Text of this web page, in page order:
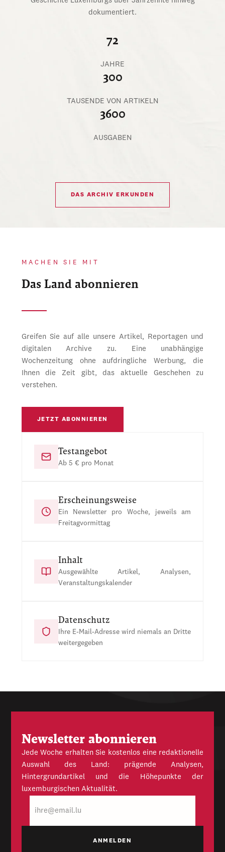
dokumentiert.
72
JAHRE
300
TAUSENDE VON ARTIKELN
3600
AUSGABEN
DAS ARCHIV ERKUNDEN
MACHEN SIE MIT
Das Land abonnieren
Greifen Sie auf alle unsere Artikel, Reportagen und
digitalen Archive zu. Eine unabhängige
Wochenzeitung ohne aufdringliche Werbung, die
Ihnen die Zeit gibt, das aktuelle Geschehen zu
verstehen.
JETZT ABONNIEREN
Testangebot
Ab 5 € pro Monat
Erscheinungsweise
Ein Newsletter pro Woche, jeweils am
Freitagvormittag
Inhalt
Ausgewählte Artikel, Analysen,
Veranstaltungskalender
Datenschutz
Ihre E-Mail-Adresse wird niemals an Dritte
weitergegeben
Newsletter abonnieren
Jede Woche erhalten Sie kostenlos eine redaktionelle
Auswahl des Land: prägende Analysen,
Hintergrundartikel und die Höhepunkte der
luxemburgischen Aktualität.
Mail